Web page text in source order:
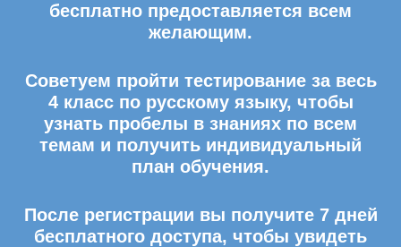
бесплатно предоставляется всем
желающим.
Советуем пройти тестирование за весь
4 класс по русскому языку, чтобы
узнать пробелы в знаниях по всем
темам и получить индивидуальный
план обучения.
После регистрации вы получите 7 дней
бесплатного доступа, чтобы увидеть